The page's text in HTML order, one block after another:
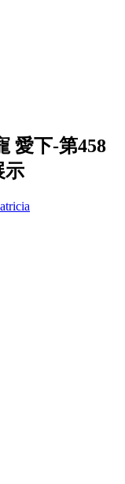
愛下-第458
示